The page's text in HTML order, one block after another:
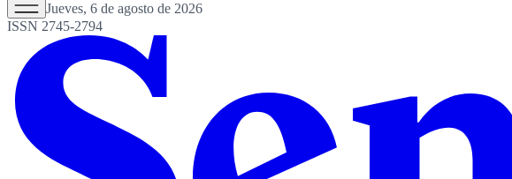
Jueves, 6 de agosto de 2026
ISSN 2745-2794